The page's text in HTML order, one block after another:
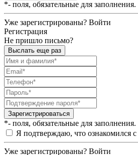
*- поля, обязательные для заполнения.
Уже зарегистрированы? Войти
Регистрация
Не пришло письмо?
Выслать еще раз
Зарегистрироваться
*- поля, обязательные для заполнения.
Я подтверждаю, что ознакомился с
Уже зарегистрированы? Войти